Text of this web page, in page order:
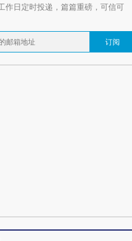
作日定时投递，篇篇重磅，可信可
订阅